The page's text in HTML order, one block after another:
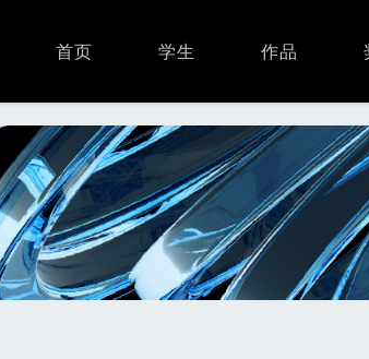
首页 学生 作品